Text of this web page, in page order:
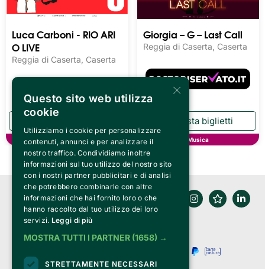
Luca Carboni - RIO ARI
O LIVE
Reggia di Caserta, Caserta
Musica
Giorgia – G – Last Call
Reggia di Caserta, Caserta
Musica
×
Questo sito web utilizza
cookie
Utilizziamo i cookie per personalizzare
contenuti, annunci e per analizzare il
nostro traffico. Condividiamo inoltre
informazioni sul tuo utilizzo del nostro sito
con i nostri partner pubblicitari e di analisi
che potrebbero combinarle con altre
informazioni che hai fornito loro o che
hanno raccolto dal tuo utilizzo dei loro
servizi. Leggi di più
MOSTRA TUTTI I PARTNER (1658) →
STRETTAMENTE NECESSARI